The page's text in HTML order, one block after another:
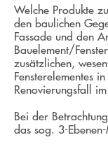
Welche Produkte
den baulichen
Fassade und den
Bauelement/
zusätzlichen,
Fensterelementes
Renovierungsfall
Bei der
das sog. 3-